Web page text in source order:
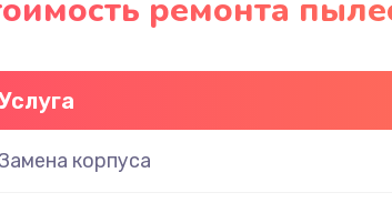
ремонта
корпуса